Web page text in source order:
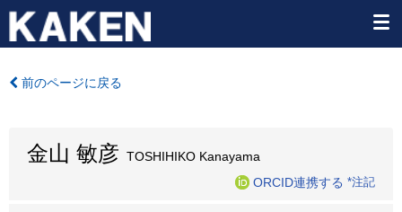
前のページに戻る
金山 敏彦 TOSHIHIKO Kanayama
ORCID連携する *注記